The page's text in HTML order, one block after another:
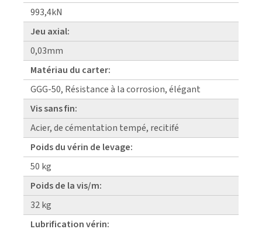
993,4kN
Jeu axial:
0,03mm
Matériau du carter:
GGG-50, Résistance à la corrosion, élégant
Vis sans fin:
Acier, de cémentation tempé, recitifé
Poids du vérin de levage:
50 kg
Poids de la vis/m:
32 kg
Lubrification vérin: